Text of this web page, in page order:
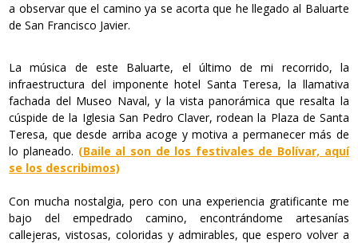
a observar que el camino ya se acorta que he llegado al Baluarte
de San Francisco Javier.
La música de este Baluarte, el último de mi recorrido, la
infraestructura del imponente hotel Santa Teresa, la llamativa
fachada del Museo Naval, y la vista panorámica que resalta la
cúspide de la Iglesia San Pedro Claver, rodean la Plaza de Santa
Teresa, que desde arriba acoge y motiva a permanecer más de
lo planeado. (Baile al son de los festivales de Bolívar, aquí
se los describimos)
Con mucha nostalgia, pero con una experiencia gratificante me
bajo del empedrado camino, encontrándome artesanías
callejeras, vistosas, coloridas y admirables, que espero volver a